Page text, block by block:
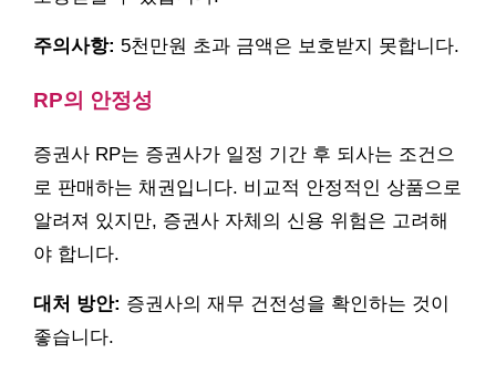
주의사항: 5천만원 초과 금액은 보호받지 못합니다.
RP의 안정성
증권사 RP는 증권사가 일정 기간 후 되사는 조건으
로 판매하는 채권입니다. 비교적 안정적인 상품으로
알려져 있지만, 증권사 자체의 신용 위험은 고려해
야 합니다.
대처 방안: 증권사의 재무 건전성을 확인하는 것이
좋습니다.